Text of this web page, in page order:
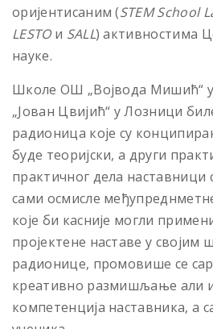
оријентисаним (STEM School
LESTOи SALL) активностима
науке.
Школе ОШ „Војвода Мишић“
„Јован Цвијић“ у Лозници
радионица које су
буде теоријски, а други
практичног дела наставници
сами осмисле
које би касније могли
пројектене наставе у својим
радионице, промовише се
креативно размишљање али
компетенција наставника, а